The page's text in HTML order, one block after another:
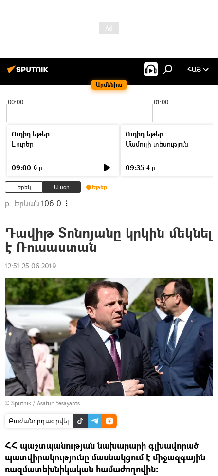
Արմենիա
ՀԱՅ
00:00 01:00
Ուղիղ եթեր
Լուրեր
09:00 6 ր
Ուղիղ եթեր
Մամուլի տեսություն
09:35 4 ր
Երեկ Այսօր Եթեր
ք. Երևան 106.0
Դավիթ Տոնոյանը կրկին մեկնել
է Ռուսաստան
12:51 25.06.2019
© Sputnik / Asatur Yesayants
Բաժանորդագրվել
ՀՀ պաշտպանության նախարարի գլխավորած
պատվիրակությունը մասնակցում է միջազգային
ռազմատեխնիկական համաժողովին։